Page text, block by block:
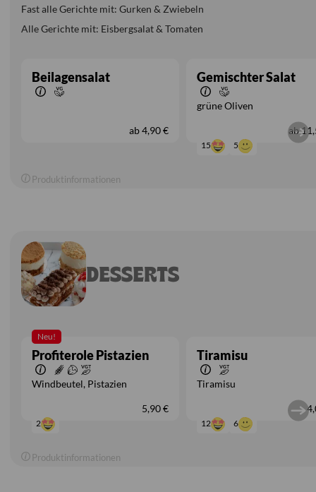
Fast alle Gerichte mit: Gurken & Zwiebeln
Alle Gerichte mit: Eisbergsalat & Tomaten
Beilagensalat
ab4,90 €
Gemischter Salat
grüne Oliven
ab
15 5
Produktinformationen
DESSERTS
Neu!
Profiterole Pistazien
Windbeutel Pistazien
5,90 €
2
Tiramisu
Tiramisu
12 6
Produktinformationen